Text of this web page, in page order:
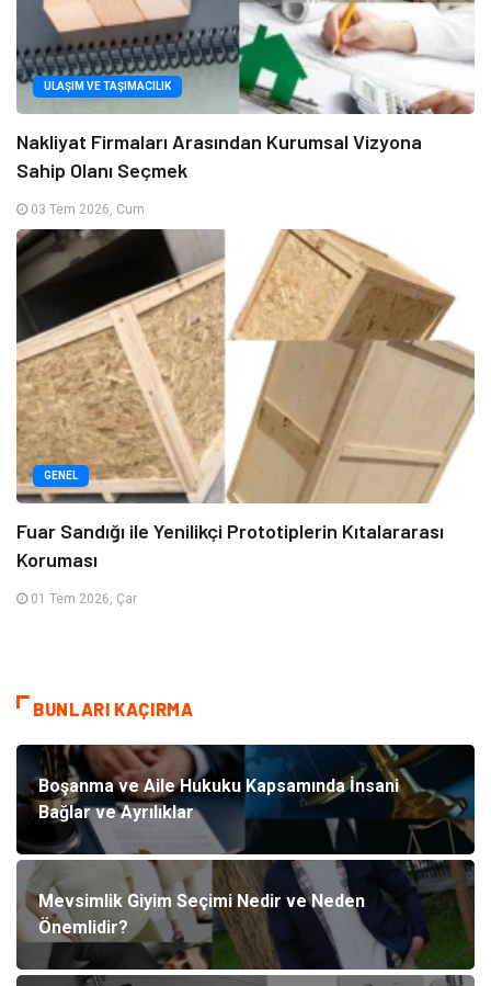
ULAŞIM VE TAŞIMACILIK
Nakliyat Firmaları Arasından Kurumsal Vizyona
Sahip Olanı Seçmek
03 Tem 2026, Cum
GENEL
Fuar Sandığı ile Yenilikçi Prototiplerin Kıtalararası
Koruması
01 Tem 2026, Çar
BUNLARI KAÇIRMA
Boşanma ve Aile Hukuku Kapsamında İnsani
Bağlar ve Ayrılıklar
Mevsimlik Giyim Seçimi Nedir ve Neden
Önemlidir?